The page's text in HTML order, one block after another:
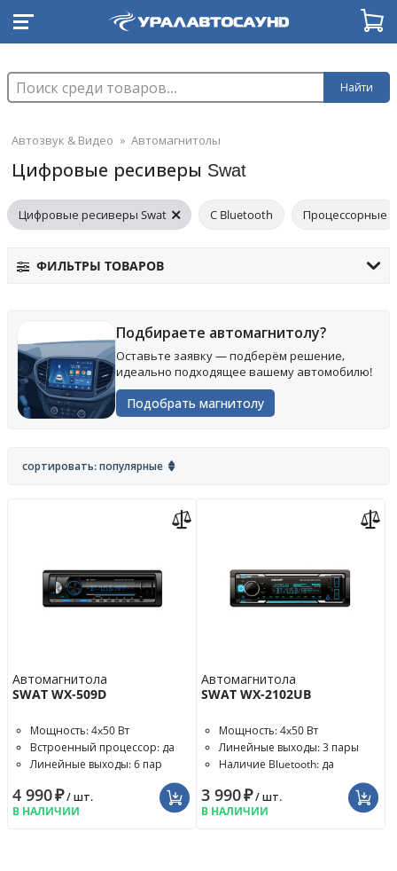
Найти
Автозвук & Видео » Автомагнитолы
Цифровые ресиверы Swat
Цифровые ресиверы Swat С Bluetooth Процессорные
ФИЛЬТРЫ ТОВАРОВ
Подбираете автомагнитолу?
Оставьте заявку — подберём решение,
идеально подходящее вашему автомобилю!
Подобрать магнитолу
сортировать: популярные
Автомагнитола
SWAT WX-509D
Мощность: 4x50 Вт
Встроенный процессор: да
Линейные выходы: 6 пар
4 990₽/ шт.
В НАЛИЧИИ
Автомагнитола
SWAT WX-2102UB
Мощность: 4x50 Вт
Линейные выходы: 3 пары
Наличие Bluetooth: да
3 990₽/ шт.
В НАЛИЧИИ